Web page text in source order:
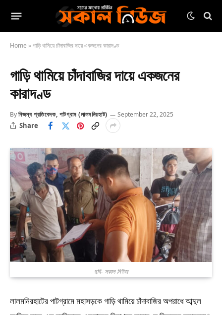
Home »গাড়ি থামিয়ে চাঁদাবাজির দায়ে একজনের কারাদণ্ড
গাড়ি থামিয়ে চাঁদাবাজির দায়ে একজনের
কারাদণ্ড
Byনিজস্ব প্রতিবেদক, পাটগ্রাম (লালমনিরহাট) September 22, 2025
Share
ছবি- সকাল নিউজ
লালমনিরহাটের পাটগ্রামে মহাসড়কে গাড়ি থামিয়ে চাঁদাবাজির অপরাধে আব্দুল